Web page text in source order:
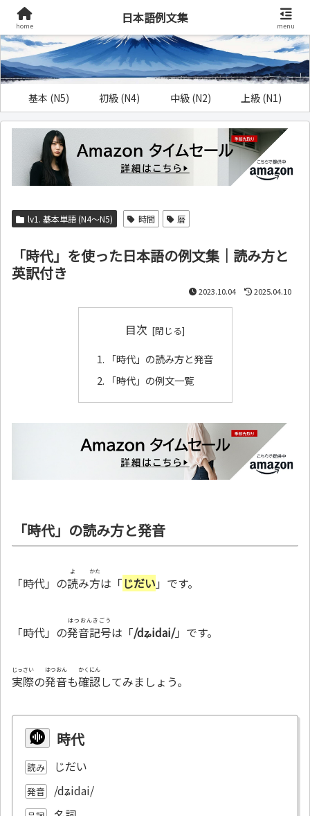
基本 (N5) 初級 (N4) 中級 (N2) 上級 (N1)
lv1. 基本単語 (N4～N5) 時間 暦
「時代」を使った日本語の例文集｜読み方と
英訳付き
2023.10.04 2025.04.10
目次
「時代」の読み方と発音
「時代」の例文一覧
「時代」の読み方と発音
「時代」の読
よ
み方
かた
は「じだい 」です。
「時代」の発音記号
はつおんきごう
は「/dʑidai/」です。
実際
じっさい
の発音
はつおん
も確認
かくにん
してみましょう。
時代
読み じだい
発音 /dʑidai/
home
日本語例文集
menu